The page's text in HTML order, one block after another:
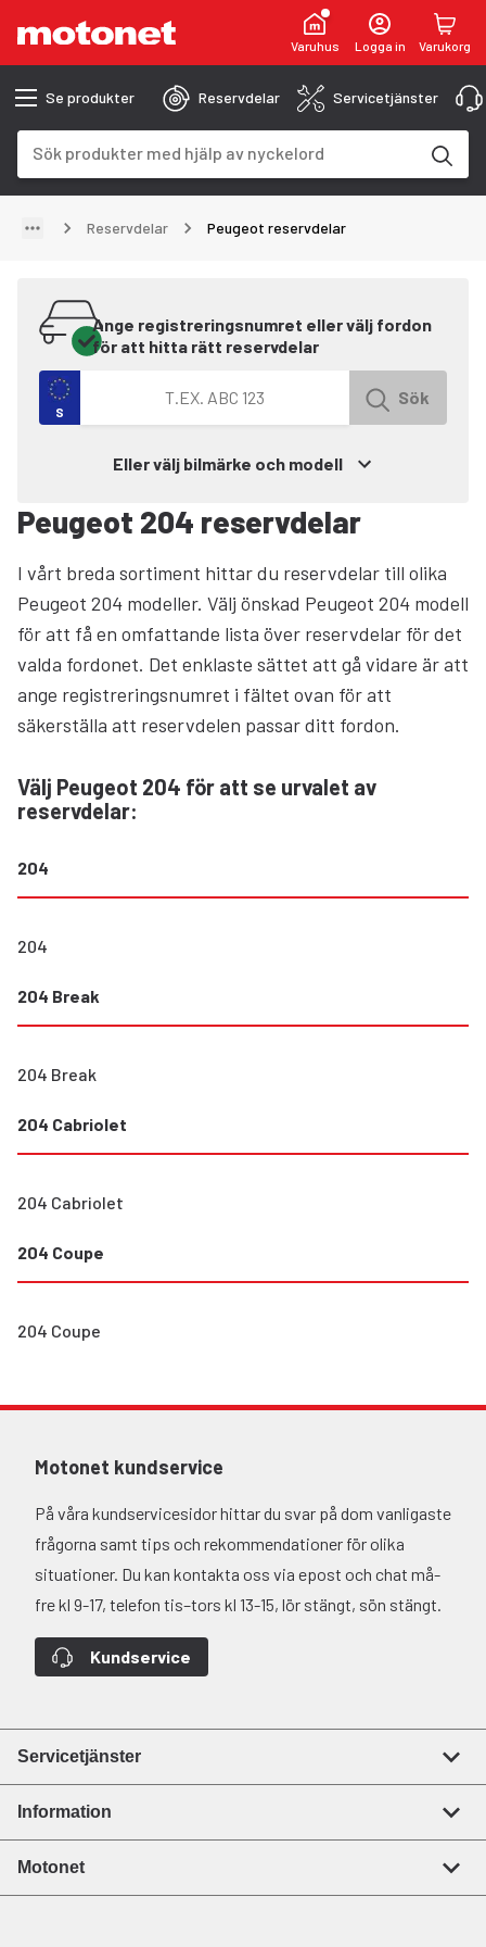
Varuhus Logga in Varukorg
Se produkter Reservdelar Servicetjänster
Reservdelar Peugeot reservdelar
Ange registreringsnumret eller välj fordon
för att hitta rätt reservdelar
S
Sök efter fordon med registreringsnummer
Sök
Eller välj bilmärke och modell
Peugeot 204 reservdelar
I vårt breda sortiment hittar du reservdelar till olika
Peugeot 204 modeller. Välj önskad Peugeot 204 modell
för att få en omfattande lista över reservdelar för det
valda fordonet. Det enklaste sättet att gå vidare är att
ange registreringsnumret i fältet ovan för att
säkerställa att reservdelen passar ditt fordon.
Välj Peugeot 204 för att se urvalet av
reservdelar:
204
204
204 Break
204 Break
204 Cabriolet
204 Cabriolet
204 Coupe
204 Coupe
Motonet kundservice
På våra kundservicesidor hittar du svar på dom vanligaste
frågorna samt tips och rekommendationer för olika
situationer. Du kan kontakta oss via epost och chat må-
fre kl 9-17, telefon tis–tors kl 13-15, lör stängt, sön stängt.
Kundservice
Servicetjänster
Information
Motonet